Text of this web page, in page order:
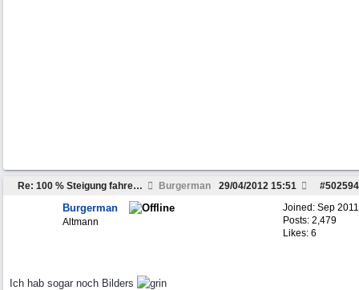
Re: 100 % Steigung fahren ? Burgerman #502594
29/04/2012 15:51
Joined: Sep 2011
Posts: 2,479
Likes: 6
Burgerman
Altmann
Ich hab sogar noch Bilders